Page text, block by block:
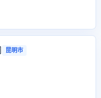
昆明市